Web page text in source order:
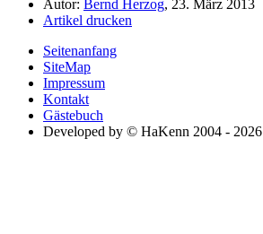
Autor: Bernd Herzog, 23. März 2013
Artikel drucken
Seitenanfang
SiteMap
Impressum
Kontakt
Gästebuch
Developed by © HaKenn 2004 - 2026